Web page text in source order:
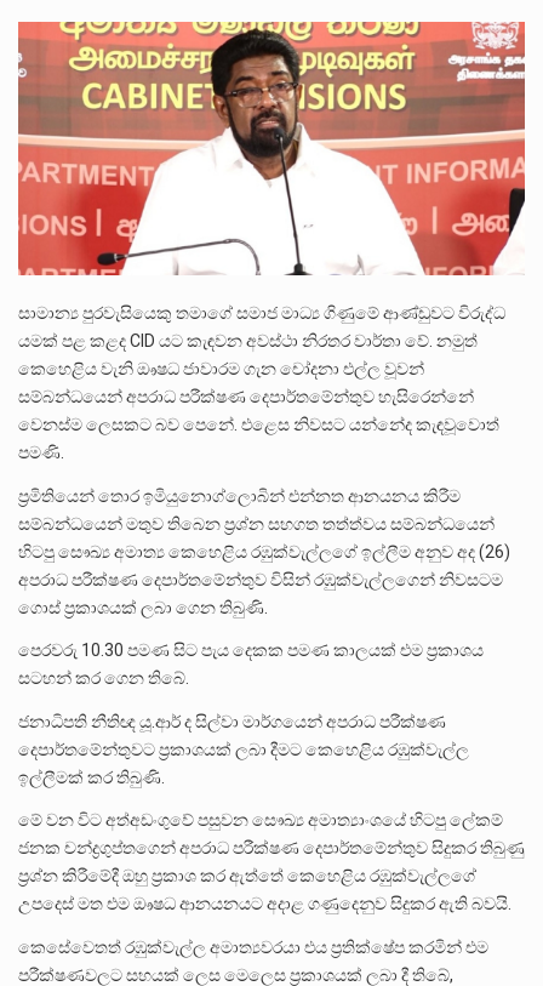
2011 වසරේදී දේශපාලන හා මානව හිමිකම් ක්‍රියාකාරීන් වන ලලිත්කුමාර් වීරරාජ් සහ කුගන් මුරුගානන්දන් යාපනයේදී අතුරුදන්…
සාමාන්‍ය පුරවැසියෙකු තමාගේ සමාජ මාධ්‍ය ගිණුමේ ආණ්ඩුවට විරුද්ධ
යමක් පළ කළද CID යට කැඳවන අවස්ථා නිරතර වාර්තා වේ. නමුත්
කෙහෙළිය වැනි ඖෂධ ජාවාරම ගැන චෝදනා එල්ල වූවන්
සම්බන්ධයෙන් අපරාධ පරීක්ෂණ දෙපාර්තමේන්තුව හැසිරෙන්නේ
වෙනස්ම ලෙසකට බව පෙනේ. එළෙස නිවසට යන්නේද කැඳවූවොත්
පමණි.
ප්‍රමිතියෙන් තොර ඉමියුනොග්ලොබින් එන්නත ආනයනය කිරීම
සම්බන්ධයෙන් මතුව තිබෙන ප්‍රශ්න සහගත තත්ත්වය සම්බන්ධයෙන්
හිටපු සෞඛ්‍ය අමාත්‍ය කෙහෙළිය රඹුක්වැල්ලගේ ඉල්ලීම අනුව අද (26)
අපරාධ පරීක්ෂණ දෙපාර්තමේන්තුව විසින් රඹුක්වැල්ලගෙන් නිවසටම
ගොස් ප්‍රකාශයක් ලබා ගෙන තිබුණි.
පෙරවරු 10.30 පමණ සිට පැය දෙකක පමණ කාලයක් එම ප්‍රකාශය
සටහන් කර ගෙන තිබේ.
ජනාධිපති නීතිඥ යූ.ආර් ද සිල්වා මාර්ගයෙන් අපරාධ පරීක්ෂණ
දෙපාර්තමේන්තුවට ප්‍රකාශයක් ලබා දීමට කෙහෙළිය රඹුක්වැල්ල
ඉල්ලීමක් කර තිබුණි.
මේ වන විට අත්අඩංගුවේ පසුවන සෞඛ්‍ය අමාත්‍යාංශයේ හිටපු ලේකම්
ජනක චන්ද්‍රගුප්තගෙන් අපරාධ පරීක්ෂණ දෙපාර්තමේන්තුව සිදුකර තිබුණු
ප්‍රශ්න කිරීමේදී ඔහු ප්‍රකාශ කර ඇත්තේ කෙහෙළිය රඹුක්වැල්ලගේ
උපදෙස් මත එම ඖෂධ ආනයනයට අදාළ ගණුදෙනුව සිදුකර ඇති බවයි.
කෙසේවෙතත් රඹුක්වැල්ල අමාත්‍යවරයා එය ප්‍රතික්ෂේප කරමින් එම
පරීක්ෂණවලට සහයක් ලෙස මෙලෙස ප්‍රකාශයක් ලබා දී තිබේ,